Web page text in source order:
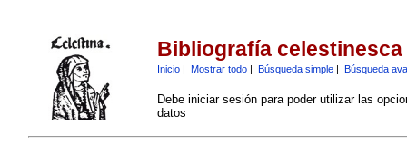
Bibliografía celestinesca
Inicio| Mostrar todo| Búsqueda simple| Búsqueda
Debe iniciar sesión para poder utilizar las
datos